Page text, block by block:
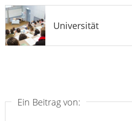
Universität
Ein Beitrag von: